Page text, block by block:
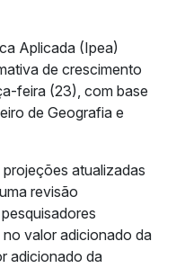
Aplicada (Ipea)
de crescimento
feira (23), com base
de Geografia e
atualizadas
revisão
valor adicionado da
adicionado da